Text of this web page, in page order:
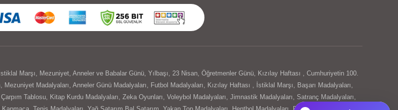
Marşı Mezuniyet, Anneler ve Babalar Günü, Yılbaşı 23 Nisan, Öğretmenler Günü, Kızılay Haftası
Cumhuriyetin 100.
Mezuniyet Madalyaları Anneler Günü Madalyaları Futbol Madalyaları Kızılay Haftası İstiklal Marşı Başarı Madalyaları
Çarpım Tablosu Kitap Kurdu Madalyaları Zeka Oyunları Voleybol Madalyaları Jimnastik Madalyaları Satranç Madalyaları